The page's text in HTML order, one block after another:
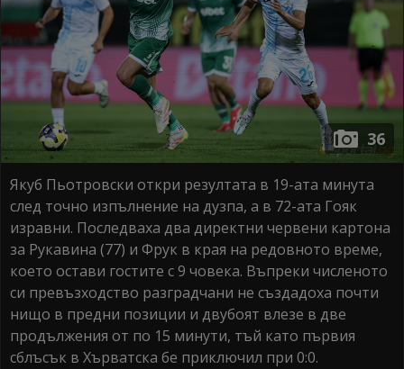
36
Якуб Пьотровски откри резултата в 19-ата минута
след точно изпълнение на дузпа, а в 72-ата Гояк
изравни. Последваха два директни червени картона
за Рукавина (77) и Фрук в края на редовното време,
което остави гостите с 9 човека. Въпреки численото
си превъзходство разградчани не създадоха почти
нищо в предни позиции и двубоят влезе в две
продължения от по 15 минути, тъй като първия
сблъсък в Хърватска бе приключил при 0:0.